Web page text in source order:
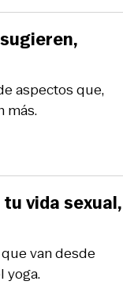
aspectos que,
más.
van desde
yoga.
vida sexual,